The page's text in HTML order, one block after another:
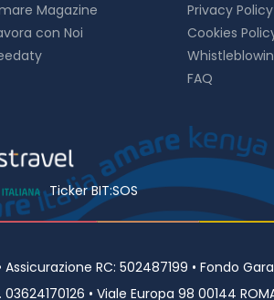
Magazine
con Noi
Privacy Policy
Cookies
FAQ
Ticker BIT:SOS
RC: 502487199 • Fondo
• Viale Europa 98 00144